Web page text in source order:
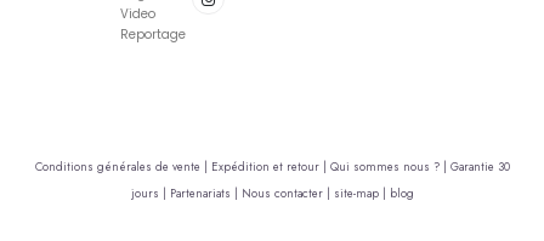
Video
Reportage
Conditions générales de vente | Expédition et retour | Qui sommes nous ? | Garantie 30
jours | Partenariats | Nous contacter | site-map | blog